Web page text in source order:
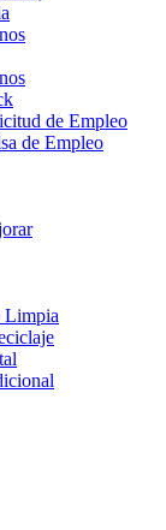
de Empleo
de Empleo
Limpia